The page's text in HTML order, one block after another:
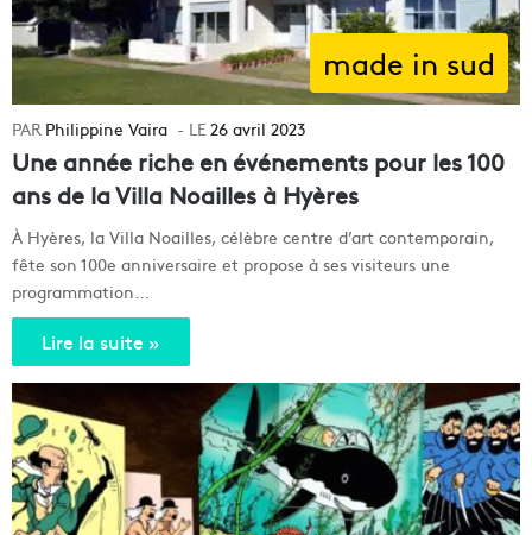
made in sud
Philippine Vaira 26 avril 2023
Une année riche en événements pour les 100
ans de la Villa Noailles à Hyères
À Hyères, la Villa Noailles, célèbre centre d’art contemporain,
fête son 100e anniversaire et propose à ses visiteurs une
programmation…
Lire la suite »